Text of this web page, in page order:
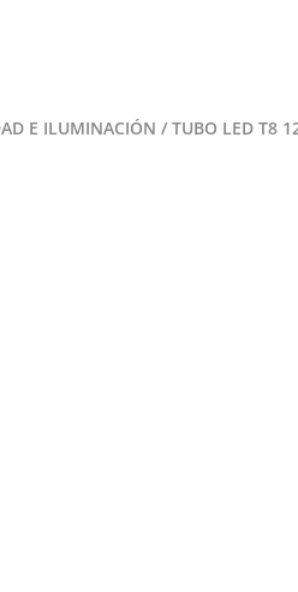
E ILUMINACIÓN / TUBO LED T8